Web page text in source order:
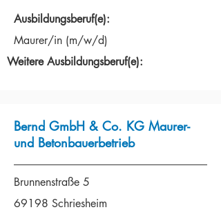
Ausbildungsberuf(e):
Maurer/in (m/w/d)
Weitere Ausbildungsberuf(e):
Bernd GmbH & Co. KG Maurer-
und Betonbauerbetrieb
Brunnenstraße 5
69198 Schriesheim